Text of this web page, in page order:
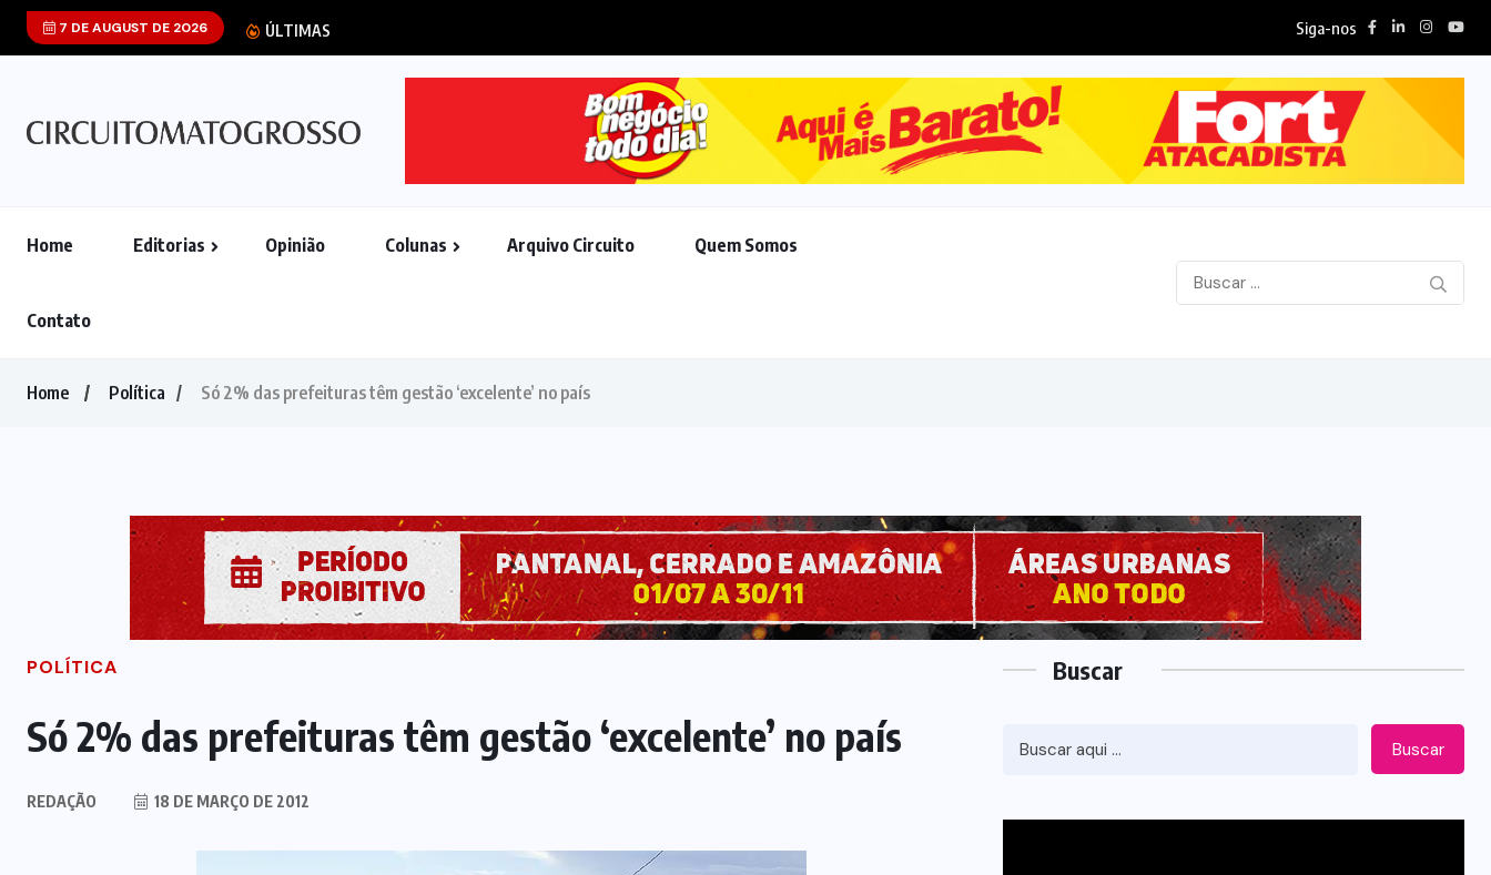
7 DE AUGUST DE 2026 ÚLTIMAS Siga-nos
Home Editorias Opinião Colunas Arquivo Circuito Quem Somos
Contato
Home Política Só 2% das prefeituras têm gestão ‘excelente’ no país
POLÍTICA
Só 2% das prefeituras têm gestão ‘excelente’ no país
REDAÇÃO 18 DE MARÇO DE 2012
Buscar
Buscar